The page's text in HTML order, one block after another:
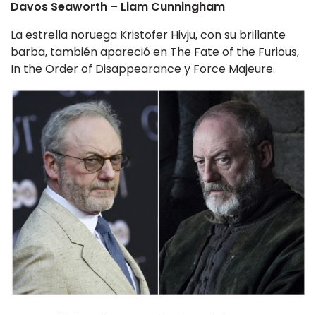
Davos Seaworth – Liam Cunningham
La estrella noruega Kristofer Hivju, con su brillante
barba, también apareció en The Fate of the Furious,
In the Order of Disappearance y Force Majeure.